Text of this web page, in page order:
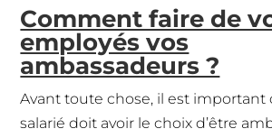
Comment faire de
employés vos
ambassadeurs ?
Avant toute chose, il est important
salarié doit avoir le choix d’être